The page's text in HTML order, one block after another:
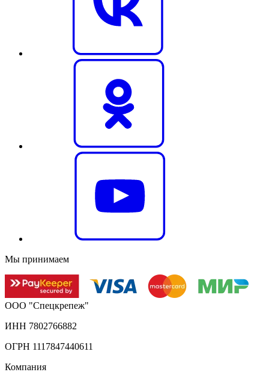
Мы принимаем
ООО "Спецкрепеж"
ИНН 7802766882
ОГРН 1117847440611
Компания